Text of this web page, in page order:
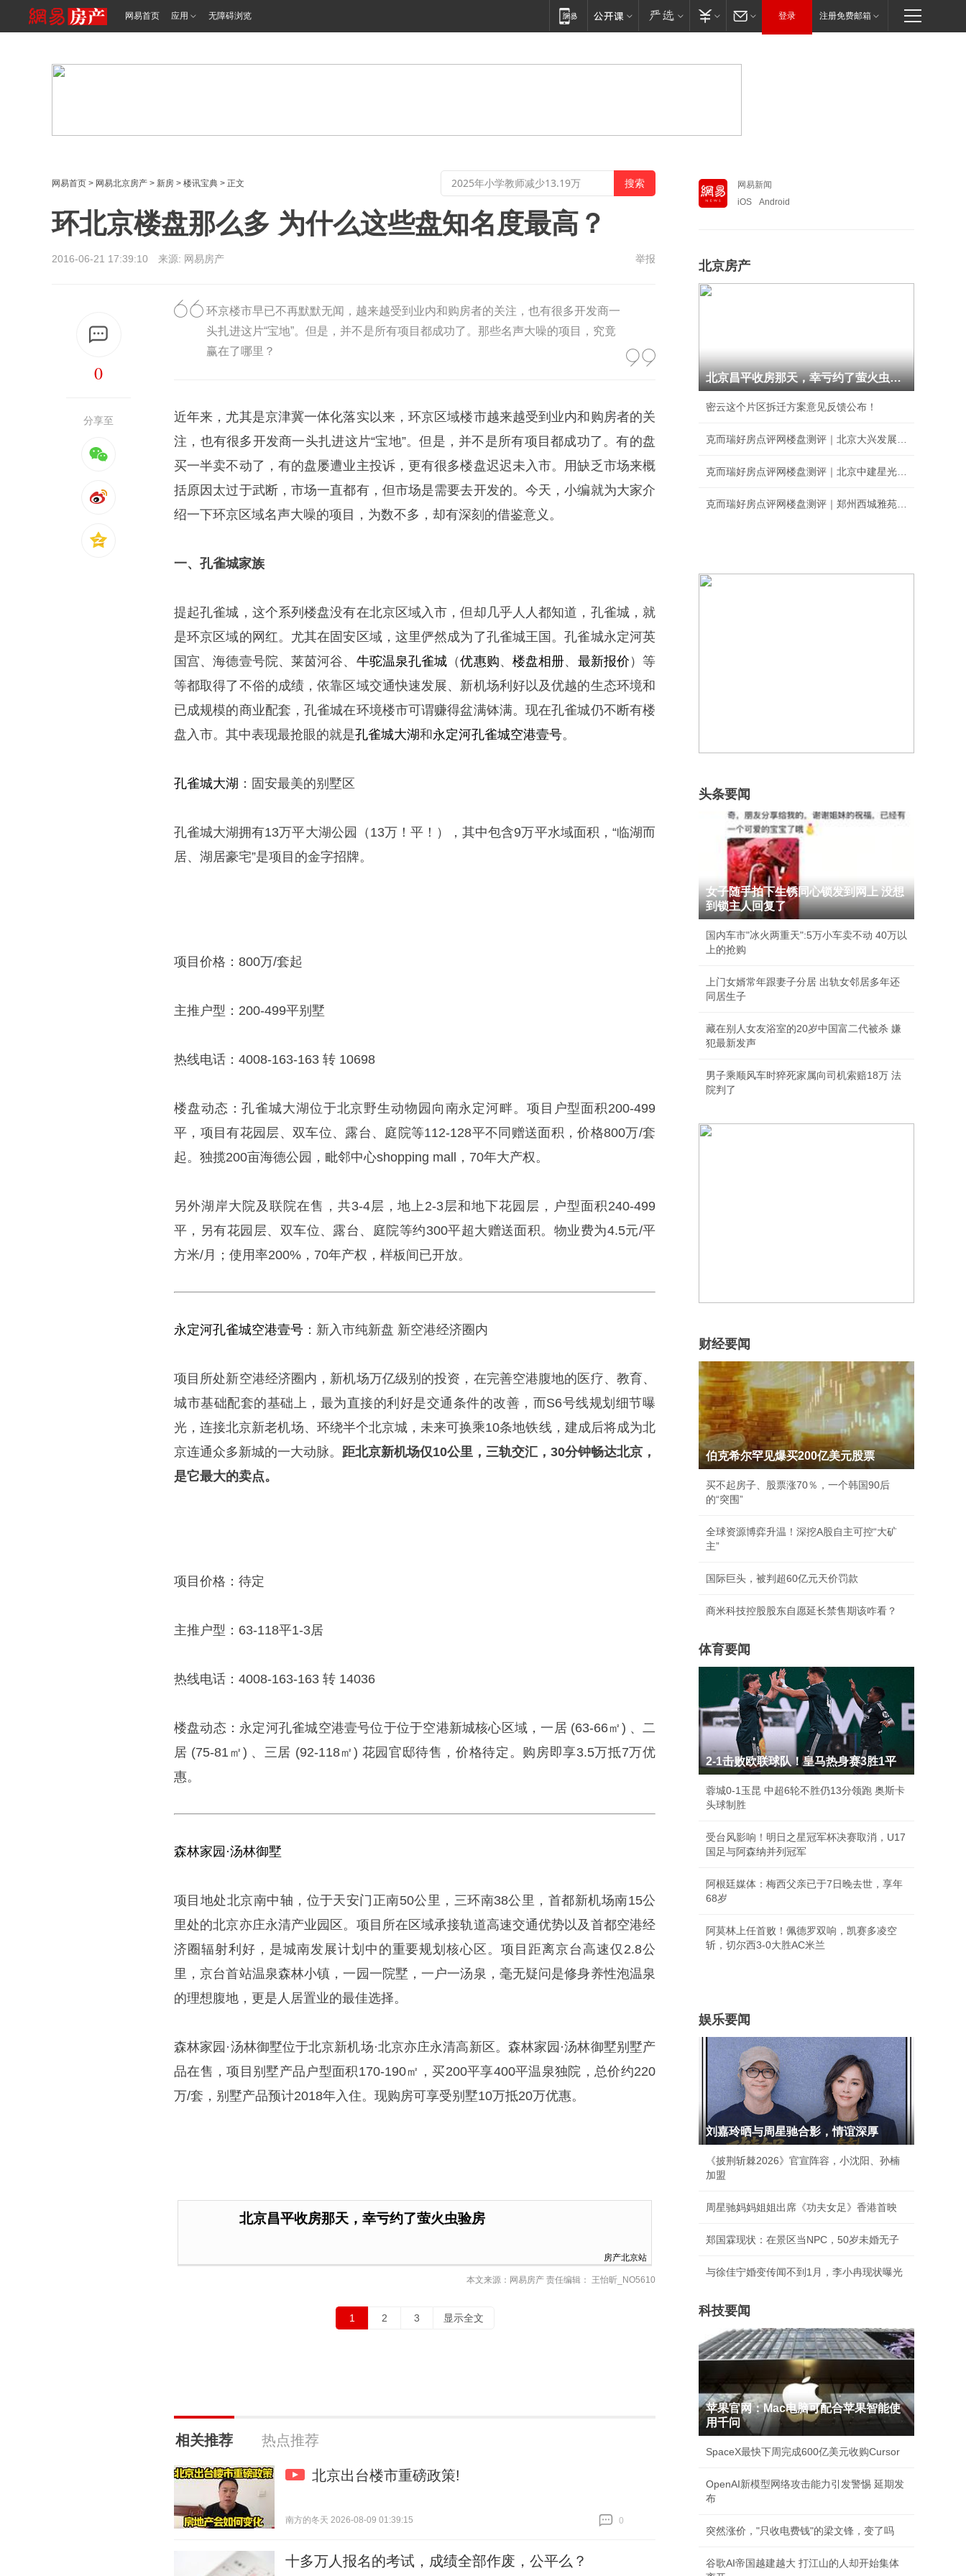
网易首页 应用 无障碍浏览 登录 注册免费邮箱
网易首页 > 网易北京房产 > 新房 > 楼讯宝典 > 正文
环北京楼盘那么多 为什么这些盘知名度最高？
2016-06-21 17:39:10 来源: 网易房产 举报
0
分享至
环京楼市早已不再默默无闻，越来越受到业内和购房者的关注，也有很多开发商一
头扎进这片“宝地”。但是，并不是所有项目都成功了。那些名声大噪的项目，究竟
赢在了哪里？
近年来，尤其是京津冀一体化落实以来，环京区域楼市越来越受到业内和购房者的关
注，也有很多开发商一头扎进这片“宝地”。但是，并不是所有项目都成功了。有的盘
买一半卖不动了，有的盘屡遭业主投诉，更有很多楼盘迟迟未入市。用缺乏市场来概
括原因太过于武断，市场一直都有，但市场是需要去开发的。今天，小编就为大家介
绍一下环京区域名声大噪的项目，为数不多，却有深刻的借鉴意义。
一、孔雀城家族
提起孔雀城，这个系列楼盘没有在北京区域入市，但却几乎人人都知道，孔雀城，就
是环京区域的网红。尤其在固安区域，这里俨然成为了孔雀城王国。孔雀城永定河英
国宫、海德壹号院、莱茵河谷、 牛驼温泉孔雀城 （优惠购、 楼盘相册、 最新报价 ）等
等都取得了不俗的成绩，依靠区域交通快速发展、新机场利好以及优越的生态环境和
已成规模的商业配套，孔雀城在环境楼市可谓赚得盆满钵满。现在孔雀城仍不断有楼
盘入市。其中表现最抢眼的就是孔雀城大湖和永定河孔雀城空港壹号。
孔雀城大湖 ：固安最美的别墅区
孔雀城大湖拥有13万平大湖公园（13万！平！），其中包含9万平水域面积，“临湖而
居、湖居豪宅”是项目的金字招牌。
项目价格：800万/套起
主推户型：200-499平别墅
热线电话：4008-163-163 转 10698
楼盘动态：孔雀城大湖位于北京野生动物园向南永定河畔。项目户型面积200-499
平，项目有花园层、双车位、露台、庭院等112-128平不同赠送面积，价格800万/套
起。独揽200亩海德公园，毗邻中心shopping mall，70年大产权。
另外湖岸大院及联院在售，共3-4层，地上2-3层和地下花园层，户型面积240-499
平，另有花园层、双车位、露台、庭院等约300平超大赠送面积。物业费为4.5元/平
方米/月；使用率200%，70年产权，样板间已开放。
永定河孔雀城空港壹号 ：新入市纯新盘 新空港经济圈内
项目所处新空港经济圈内，新机场万亿级别的投资，在完善空港腹地的医疗、教育、
城市基础配套的基础上，最为直接的利好是交通条件的改善，而S6号线规划细节曝
光，连接北京新老机场、环绕半个北京城，未来可换乘10条地铁线，建成后将成为北
京连通众多新城的一大动脉。 距北京新机场仅10公里，三轨交汇，30分钟畅达北京，
是它最大的卖点。
项目价格：待定
主推户型：63-118平1-3居
热线电话：4008-163-163 转 14036
楼盘动态：永定河孔雀城空港壹号位于位于空港新城核心区域，一居 (63-66㎡) 、二
居 (75-81㎡) 、三居 (92-118㎡) 花园官邸待售，价格待定。购房即享3.5万抵7万优
惠。
森林家园·汤林御墅
项目地处北京南中轴，位于天安门正南50公里，三环南38公里，首都新机场南15公
里处的北京亦庄永清产业园区。项目所在区域承接轨道高速交通优势以及首都空港经
济圈辐射利好，是城南发展计划中的重要规划核心区。项目距离京台高速仅2.8公
里，京台首站温泉森林小镇，一园一院墅，一户一汤泉，毫无疑问是修身养性泡温泉
的理想腹地，更是人居置业的最佳选择。
森林家园·汤林御墅位于北京新机场·北京亦庄永清高新区。森林家园·汤林御墅别墅产
品在售，项目别墅产品户型面积170-190㎡，买200平享400平温泉独院，总价约220
万/套，别墅产品预计2018年入住。现购房可享受别墅10万抵20万优惠。
北京昌平收房那天，幸亏约了萤火虫验房
房产北京站
本文来源：网易房产 责任编辑： 王怡昕_NO5610
1 2 3 显示全文
相关推荐 热点推荐
北京出台楼市重磅政策!
南方的冬天 2026-08-09 01:39:15
0
十多万人报名的考试，成绩全部作废，公平么？
网易新闻
iOS
Android
北京房产
北京昌平收房那天，幸亏约了萤火虫验房
密云这个片区拆迁方案意见反馈公布！
头条要闻
女子随手拍下生锈同心锁发到网上 没想
到锁主人回复了
国内车市"冰火两重天":5万小车卖不动 40万以
上的抢购
上门女婿常年跟妻子分居 出轨女邻居多年还
同居生子
藏在别人女友浴室的20岁中国富二代被杀 嫌
犯最新发声
男子乘顺风车时猝死家属向司机索赔18万 法
院判了
财经要闻
伯克希尔罕见爆买200亿美元股票
买不起房子、股票涨70％，一个韩国90后
的“突围”
全球资源博弈升温！深挖A股自主可控“大矿
主”
国际巨头，被判超60亿元天价罚款
商米科技控股股东自愿延长禁售期该咋看？
体育要闻
2-1击败欧联球队！皇马热身赛3胜1平
蓉城0-1玉昆 中超6轮不胜仍13分领跑 奥斯卡
头球制胜
受台风影响！明日之星冠军杯决赛取消，U17
国足与阿森纳并列冠军
阿根廷媒体：梅西父亲已于7日晚去世，享年
68岁
阿莫林上任首败！佩德罗双响，凯赛多凌空
斩，切尔西3-0大胜AC米兰
娱乐要闻
刘嘉玲晒与周星驰合影，情谊深厚
《披荆斩棘2026》官宣阵容，小沈阳、孙楠
加盟
周星驰妈妈姐姐出席《功夫女足》香港首映
郑国霖现状：在景区当NPC，50岁未婚无子
与徐佳宁婚变传闻不到1月，李小冉现状曝光
科技要闻
苹果官网：Mac电脑可配合苹果智能使
用千问
SpaceX最快下周完成600亿美元收购Cursor
OpenAI新模型网络攻击能力引发警惕 延期发
布
突然涨价，"只收电费钱"的梁文锋，变了吗
谷歌AI帝国越建越大 打江山的人却开始集体